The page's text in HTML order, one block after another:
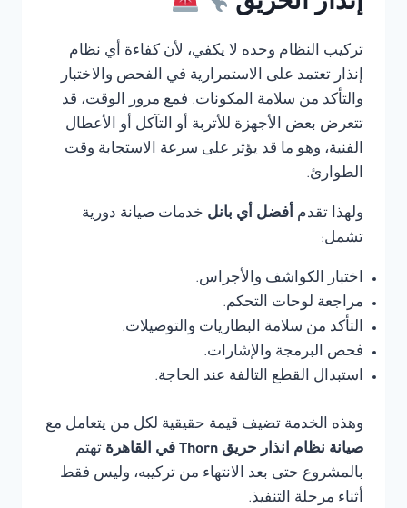
إنذار الحريق
تركيب النظام وحده لا يكفي، لأن كفاءة أي نظام
إنذار تعتمد على الاستمرارية في الفحص والاختبار
والتأكد من سلامة المكونات. فمع مرور الوقت، قد
تتعرض بعض الأجهزة للأتربة أو التآكل أو الأعطال
الفنية، وهو ما قد يؤثر على سرعة الاستجابة وقت
الطوارئ.
ولهذا تقدم أفضل أي بانل خدمات صيانة دورية
تشمل:
اختبار الكواشف والأجراس.
مراجعة لوحات التحكم.
التأكد من سلامة البطاريات والتوصيلات.
فحص البرمجة والإشارات.
استبدال القطع التالفة عند الحاجة.
وهذه الخدمة تضيف قيمة حقيقية لكل من يتعامل مع
صيانة نظام انذار حريق Thorn في القاهرة
تهتم
بالمشروع حتى بعد الانتهاء من تركيبه، وليس فقط
أثناء مرحلة التنفيذ.